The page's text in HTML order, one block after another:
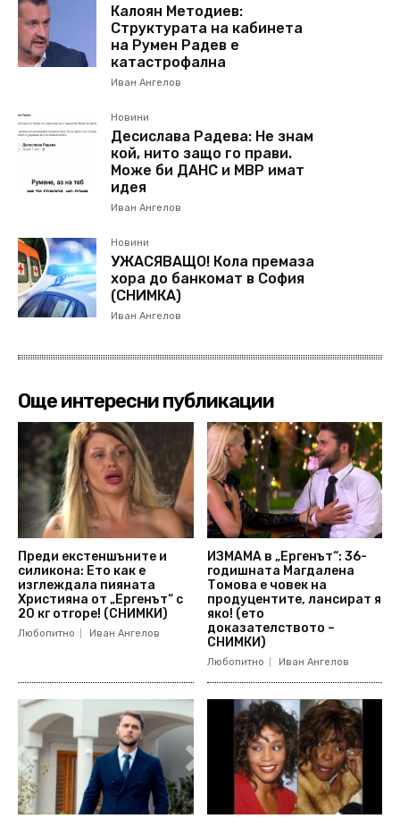
Калоян Методиев:
Структурата на кабинета
на Румен Радев е
катастрофална
Иван Ангелов
Новини
Десислава Радева: Не знам
кой, нито защо го прави.
Може би ДАНС и МВР имат
идея
Иван Ангелов
Новини
УЖАСЯВАЩО! Кола премаза
хора до банкомат в София
(СНИМКА)
Иван Ангелов
Още интересни публикации
Преди екстеншъните и
силикона: Ето как е
изглеждала пияната
Християна от „Ергенът“ с
20 кг отгоре! (СНИМКИ)
Любопитно Иван Ангелов
ИЗМАМА в „Ергенът“: 36-
годишната Магдалена
Томова е човек на
продуцентите, лансират я
яко! (ето
доказателството –
СНИМКИ)
Любопитно Иван Ангелов